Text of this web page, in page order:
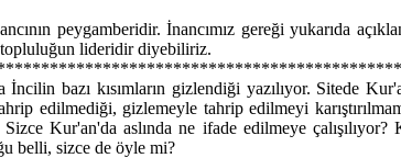
peygamberidir. İnancımız gereği yukarıda
topluluğun lideridir diyebiliriz.
bazı kısımların gizlendiği yazılıyor. Sitede
edilmediği, gizlemeyle tahrip edilmeyi
Sizce Kur'an'da aslında ne ifade edilmeye çalışılıyor?
belli, sizce de öyle mi?